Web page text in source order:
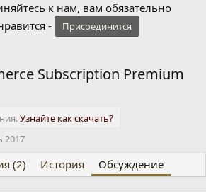
к нам, вам обязательно
-
Присоединится
Subscription Premium
Узнайте как скачать?
2017
(2) История Обсуждение